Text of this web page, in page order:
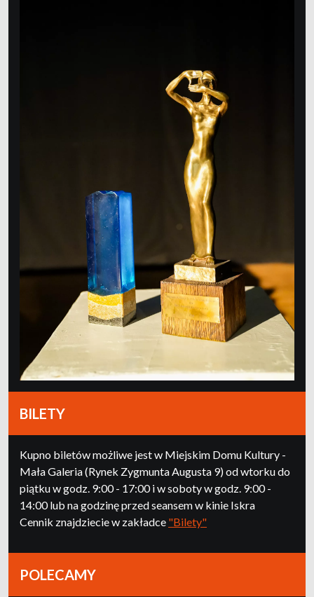
BILETY
Kupno biletów możliwe jest w Miejskim Domu Kultury -
Mała Galeria (Rynek Zygmunta Augusta 9) od wtorku do
piątku w godz. 9:00 - 17:00 i w soboty w godz. 9:00 -
14:00 lub na godzinę przed seansem w kinie Iskra
Cennik znajdziecie w zakładce "Bilety"
POLECAMY